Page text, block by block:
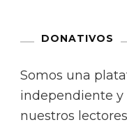
DONATIVOS
Somos una
independiente y
nuestros